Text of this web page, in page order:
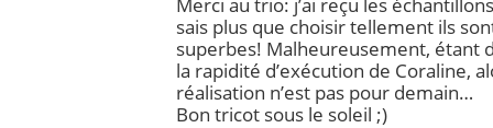
sais plus que choisir tellement ils
superbes! Malheureusement, étant
la rapidité d’exécution de Coraline,
réalisation n’est pas pour demain…
Bon tricot sous le soleil ;)